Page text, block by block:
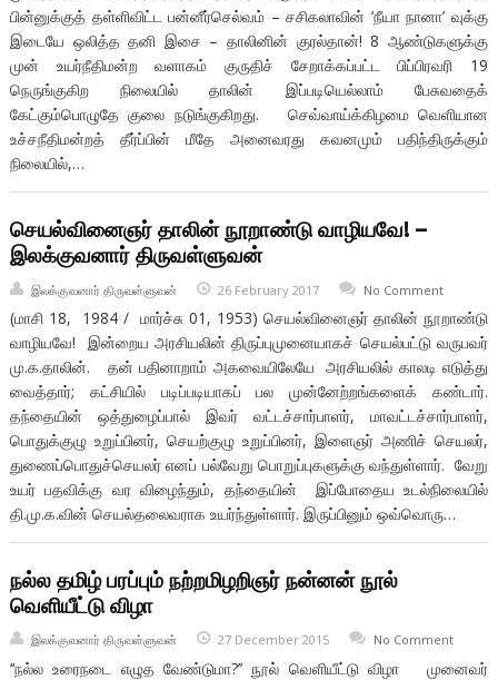
பின்னுக்குத் தள்ளிவிட்ட பன்னீர்செல்வம் – சசிகலாவின் ‘நீயா நானா’ வுக்கு
இடையே ஒலித்த தனி இசை – தாலினின் குரல்தான்! 8 ஆண்டுகளுக்கு
முன் உயர்நீதிமன்ற வளாகம் குருதிச் சேறாக்கப்பட்ட பிப்பிரவரி 19
நெருங்குகிற நிலையில் தாலின் இப்படியெல்லாம் பேசுவதைக்
கேட்கும்பொழுதே குலை நடுங்குகிறது. செவ்வாய்க்கிழமை வெளியான
உச்சநீதிமன்றத் தீர்ப்பின் மீதே அனைவரது கவனமும் பதிந்திருக்கும்
நிலையில்,…
செயல்வினைஞர் தாலின் நூறாண்டு வாழியவே! –
இலக்குவனார் திருவள்ளுவன்
இலக்குவனார் திருவள்ளுவன் 26 February 2017 No Comment
(மாசி 18, 1984 / மார்ச்சு 01, 1953) செயல்வினைஞர் தாலின் நூறாண்டு
வாழியவே! இன்றைய அரசியலின் திருப்புமுனையாகச் செயல்பட்டு வருபவர்
மு.க.தாலின். தன் பதினாறாம் அகவையிலேயே அரசியலில் காலடி எடுத்து
வைத்தார்; கட்சியில் படிப்படியாகப் பல முன்னேற்றங்களைக் கண்டார்.
தந்தையின் ஒத்துழைப்பால் இவர் வட்டச்சார்பாளர், மாவட்டச்சார்பாளர்,
பொதுக்குழு உறுப்பினர், செயற்குழு உறுப்பினர், இளைஞர் அணிச் செயலர்,
துணைப்பொதுச்செயலர் எனப் பல்வேறு பொறுப்புகளுக்கு வந்துள்ளார். வேறு
உயர் பதவிக்கு வர விழைந்தும், தந்தையின் இப்போதைய உடல்நிலையில்
தி.மு.க.வின் செயல்தலைவராக உயர்ந்துள்ளார். இருப்பினும் ஒவ்வொரு…
நல்ல தமிழ் பரப்பும் நற்றமிழறிஞர் நன்னன் நூல்
வெளியீட்டு விழா
இலக்குவனார் திருவள்ளுவன் 27 December 2015 No Comment
‘‘நல்ல உரைநடை எழுத வேண்டுமா?’’ நூல் வெளியீட்டு விழா முனைவர்